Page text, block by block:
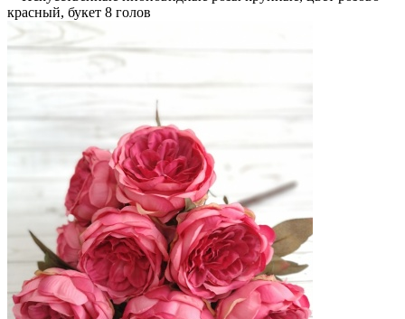
красный, букет 8 голов